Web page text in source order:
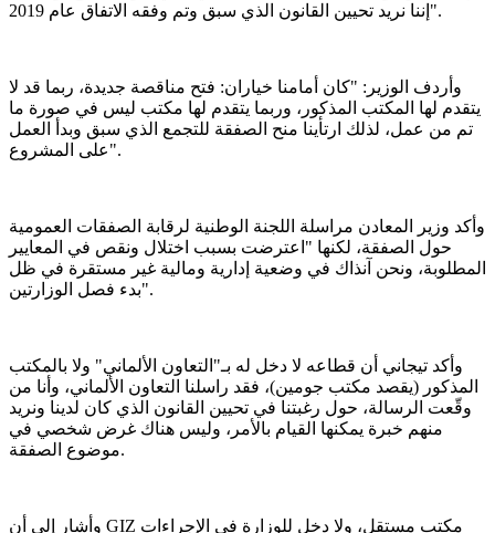
إننا نريد تحيين القانون الذي سبق وتم وفقه الاتفاق عام 2019".
وأردف الوزير: "كان أمامنا خياران: فتح مناقصة جديدة، ربما قد لا
يتقدم لها المكتب المذكور، وربما يتقدم لها مكتب ليس في صورة ما
تم من عمل، لذلك ارتأينا منح الصفقة للتجمع الذي سبق وبدأ العمل
على المشروع".
وأكد وزير المعادن مراسلة اللجنة الوطنية لرقابة الصفقات العمومية
حول الصفقة، لكنها "اعترضت بسبب اختلال ونقص في المعايير
المطلوبة، ونحن آنذاك في وضعية إدارية ومالية غير مستقرة في ظل
بدء فصل الوزارتين".
وأكد تيجاني أن قطاعه لا دخل له بـ"التعاون الألماني" ولا بالمكتب
المذكور (يقصد مكتب جومين)، فقد راسلنا التعاون الألماني، وأنا من
وقّعت الرسالة، حول رغبتنا في تحيين القانون الذي كان لدينا ونريد
منهم خبرة يمكنها القيام بالأمر، وليس هناك غرض شخصي في
موضوع الصفقة.
وأشار إلى أن GIZ مكتب مستقل، ولا دخل للوزارة في الإجراءات